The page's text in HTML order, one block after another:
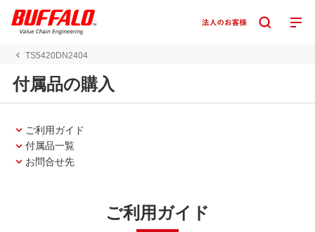
TS5420DN2404
付属品の購入
ご利用ガイド
付属品一覧
お問合せ先
ご利用ガイド